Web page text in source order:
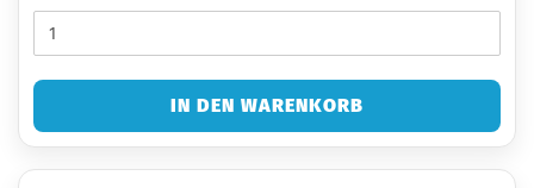
IN DEN WARENKORB